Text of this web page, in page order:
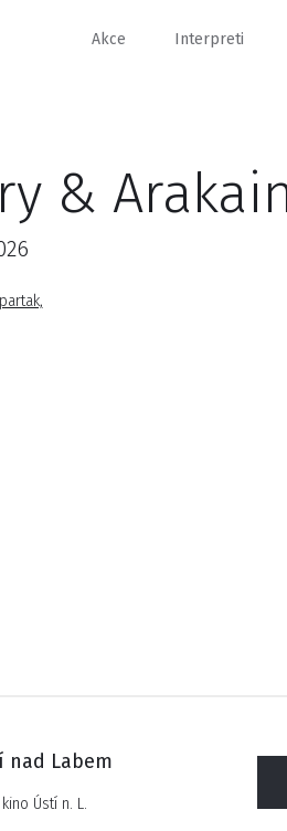
Akce Interpreti
&
nad Labem
Ústí n. L.